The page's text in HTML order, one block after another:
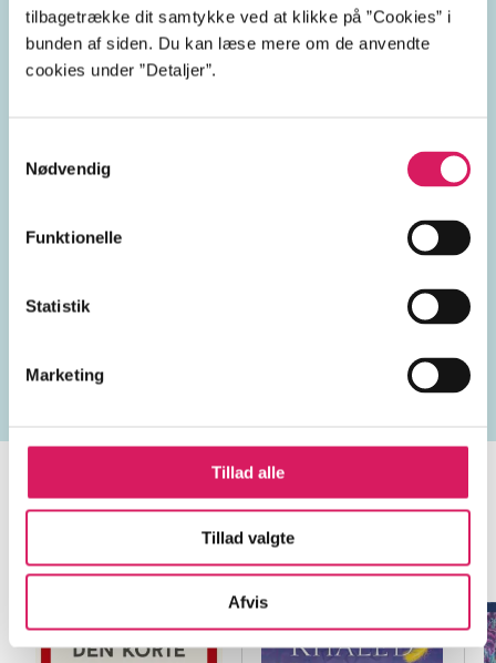
tilbagetrække dit samtykke ved at klikke på ”Cookies” i
bunden af siden. Du kan læse mere om de anvendte
cookies under ”Detaljer”.
Nødvendig
Funktionelle
Statistik
Marketing
Tillad alle
Tillad valgte
Afvis
usikkerhed
identitet
Østrig